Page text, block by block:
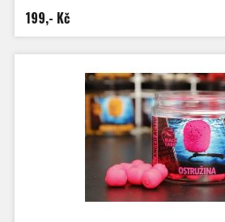
Výdrž ve vodě je přibližně 2h. Je však odvislá
chladné vodě a při nezájmu ryb je delší, naopak
Nástrahu lze použít i opakovaně, pokud je po
na jednu nástrahu uloveni i
Tato nástraha se určitě stane nedílnou součástí
chtějí opravdu zachytat a nemají mnoho času.
doposud používal jen uzavřený
- Pracuje i v té
- Pracuje téměř okamžitě po
- Nepostradatelná nástraha pro
- Široké spektrum příchutí, z kterého vyberete
- Method feeder
199,- Kč